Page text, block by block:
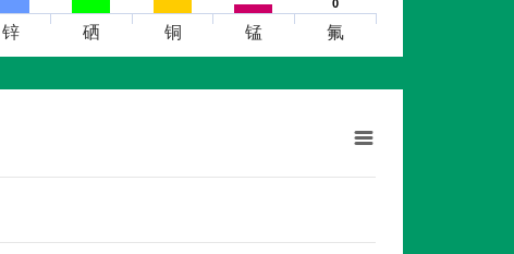
0
0
锌 硒 铜 锰 氟